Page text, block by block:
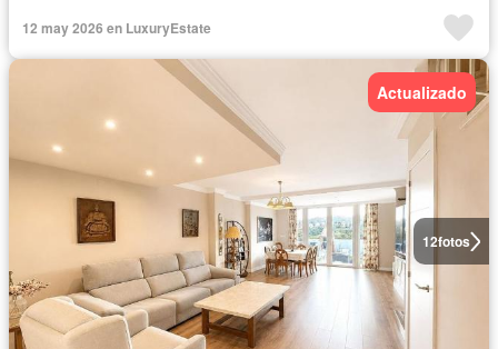
12 may 2026 en LuxuryEstate
12fotos
Actualizado